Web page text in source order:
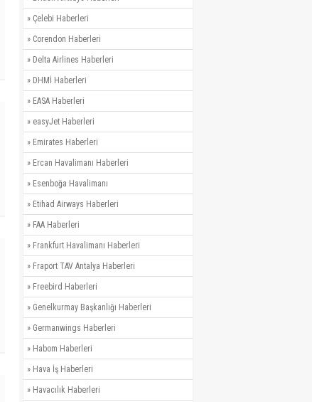
» Çelebi Haberleri
» Corendon Haberleri
» Delta Airlines Haberleri
» DHMİ Haberleri
» EASA Haberleri
» easyJet Haberleri
» Emirates Haberleri
» Ercan Havalimanı Haberleri
» Esenboğa Havalimanı
» Etihad Airways Haberleri
» FAA Haberleri
» Frankfurt Havalimanı Haberleri
» Fraport TAV Antalya Haberleri
» Freebird Haberleri
» Genelkurmay Başkanlığı Haberleri
» Germanwings Haberleri
» Habom Haberleri
» Hava İş Haberleri
» Havacılık Haberleri